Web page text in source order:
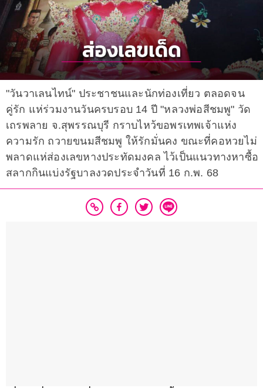
"วันวาเลนไทน์" ประชาชนและนักท่องเที่ยว ตลอดจน
คู่รัก แห่ร่วมงานวันครบรอบ 14 ปี "หลวงพ่อสีชมพู" วัด
เถรพลาย จ.สุพรรณบุรี กราบไหว้ขอพรเทพเจ้าแห่ง
ความรัก ถวายขนมสีชมพู ให้รักมั่นคง ขณะที่คอหวยไม่
พลาดแห่ส่องเลขหางประทัดมงคล ไว้เป็นแนวทางหาซื้อ
สลากกินแบ่งรัฐบาลงวดประจำวันที่ 16 ก.พ. 68